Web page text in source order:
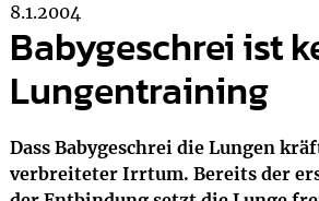
8.1.2004
Babygeschrei ist
Lungentraining
Dass Babygeschrei die Lungen
verbreiteter Irrtum. Bereits der